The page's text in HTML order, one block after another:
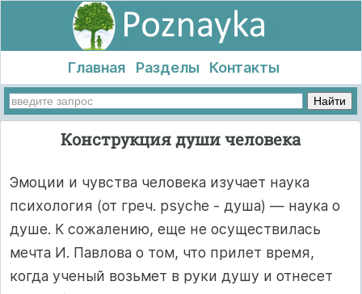
Главная Разделы Контакты
Конструкция души человека
Эмоции и чувства человека изучает наука
психология (от греч. psyche - душа) — наука о
душе. К сожалению, еще не осуществилась
мечта И. Павлова о том, что прилет время,
когда ученый возьмет в руки душу и отнесет